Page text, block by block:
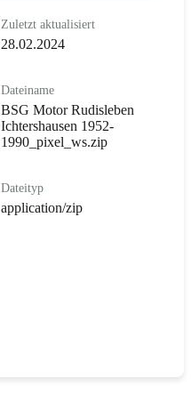
Zuletzt aktualisiert
28.02.2024
Dateiname
BSG Motor Rudisleben
Ichtershausen 1952-
1990_pixel_ws.zip
Dateityp
application/zip